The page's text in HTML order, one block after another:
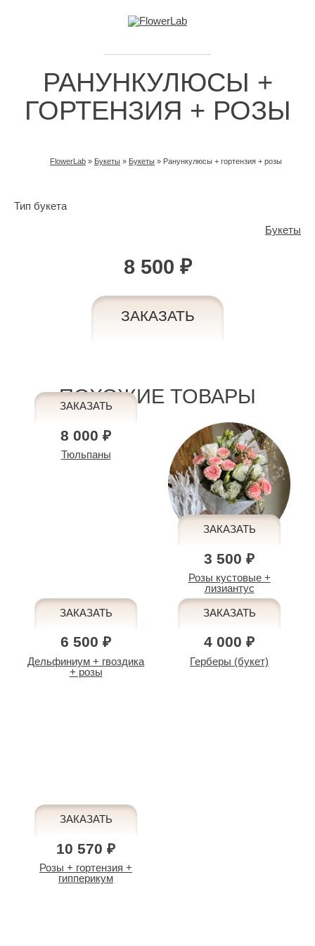
РАНУНКУЛЮСЫ +
ГОРТЕНЗИЯ + РОЗЫ
FlowerLab » Букеты » Букеты » Ранункулюсы + гортензия + розы
Тип букета
Букеты
8 500 ₽
ПОХОЖИЕ ТОВАРЫ
8 000 ₽
Тюльпаны
3 500 ₽
Розы кустовые +
лизиантус
6 500 ₽
Дельфиниум + гвоздика
+ розы
4 000 ₽
Герберы (букет)
10 570 ₽
Розы + гортензия +
гипперикум